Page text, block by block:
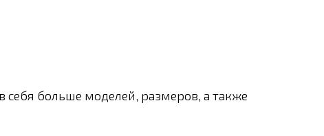
себя больше моделей, размеров, а также